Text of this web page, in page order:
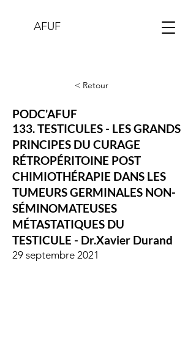
AFUF
< Retour
PODC'AFUF
133. TESTICULES - LES GRANDS
PRINCIPES DU CURAGE
RÉTROPÉRITOINE POST
CHIMIOTHÉRAPIE DANS LES
TUMEURS GERMINALES NON-
SÉMINOMATEUSES
MÉTASTATIQUES DU
TESTICULE - Dr.Xavier Durand
29 septembre 2021